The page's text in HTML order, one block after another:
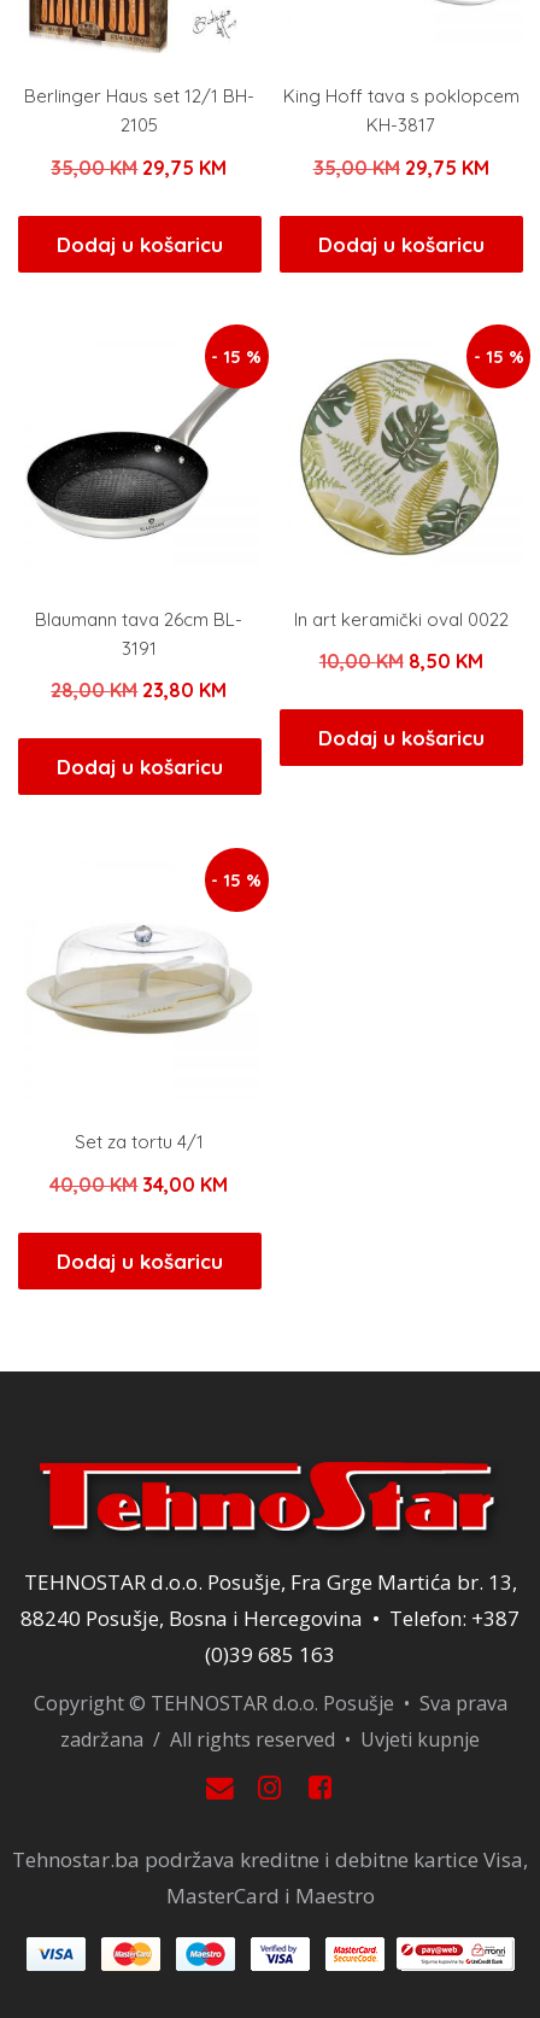
Berlinger Haus set 12/1 BH-
2105
35,00KM Izvorna
bila
je:
29,75 KM
29,75 KM.
Dodaj u košaricu
King Hoff tava s poklopcem
KH-3817
35,00KM Izvorna
bila
je:
29,75 KM
Dodaj u košaricu
- 15 %
Blaumann tava 26cm BL-
3191
28,00KM Izvorna
bila
je:
23,80 KM
23,80 KM.
Dodaj u košaricu
- 15 %
In art keramički oval 0022
10,00KM Izvorna
bila
je:
8,50 KM
je:
8,50
Dodaj u košaricu
- 15 %
Set za tortu 4/1
40,00KM Izvorna
bila
je:
34,00 KM
34,00 KM.
Dodaj u košaricu
TEHNOSTAR d.o.o. Posušje, Fra Grge Martića br. 13,
88240 Posušje, Bosna i Hercegovina • Telefon: +387
(0)39 685 163
Copyright © TEHNOSTAR d.o.o. Posušje • Sva prava
zadržana / All rights reserved • Uvjeti kupnje
Tehnostar.ba podržava kreditne i debitne kartice Visa,
MasterCard i Maestro